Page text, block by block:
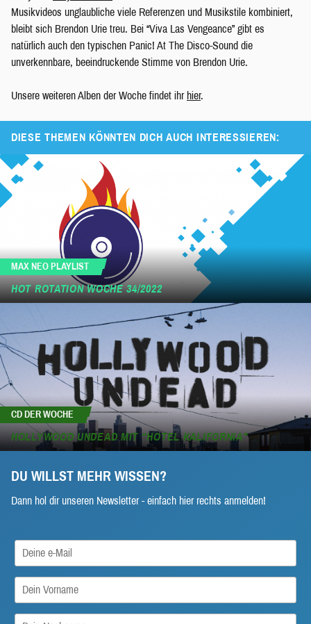
Musikvideos unglaubliche viele Referenzen und Musikstile kombiniert,
bleibt sich Brendon Urie treu. Bei “Viva Las Vengeance” gibt es
natürlich auch den typischen Panic! At The Disco-Sound die
unverkennbare, beeindruckende Stimme von Brendon Urie.
Unsere weiteren Alben der Woche findet ihr hier.
DIESE THEMEN KÖNNTEN DICH AUCH INTERESSIEREN:
MAX NEO PLAYLIST
HOT ROTATION WOCHE 34/2022
CD DER WOCHE
HOLLYWOOD UNDEAD MIT “HOTEL KALIFORNIA”
DU WILLST MEHR WISSEN?
Dann hol dir unseren Newsletter - einfach hier rechts anmelden!